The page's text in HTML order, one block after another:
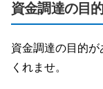
資金調達の目
資金調達の目的
くれませ。